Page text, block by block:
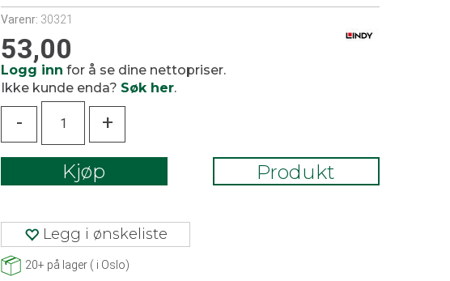
Varenr: 30321
53,00
Logg inn for å se dine nettopriser.
Ikke kunde enda? Søk her.
- +
Kjøp Produkt
Legg i ønskeliste
20+ på lager ( i Oslo)